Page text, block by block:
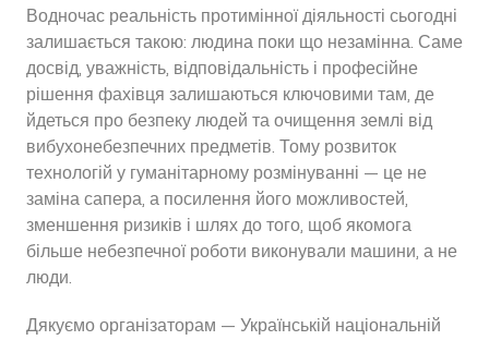
Водночас реальність протимінної діяльності сьогодні
залишається такою: людина поки що незамінна. Саме
досвід, уважність, відповідальність і професійне
рішення фахівця залишаються ключовими там, де
йдеться про безпеку людей та очищення землі від
вибухонебезпечних предметів. Тому розвиток
технологій у гуманітарному розмінуванні — це не
заміна сапера, а посилення його можливостей,
зменшення ризиків і шлях до того, щоб якомога
більше небезпечної роботи виконували машини, а не
люди.
Дякуємо організаторам — Українській національній